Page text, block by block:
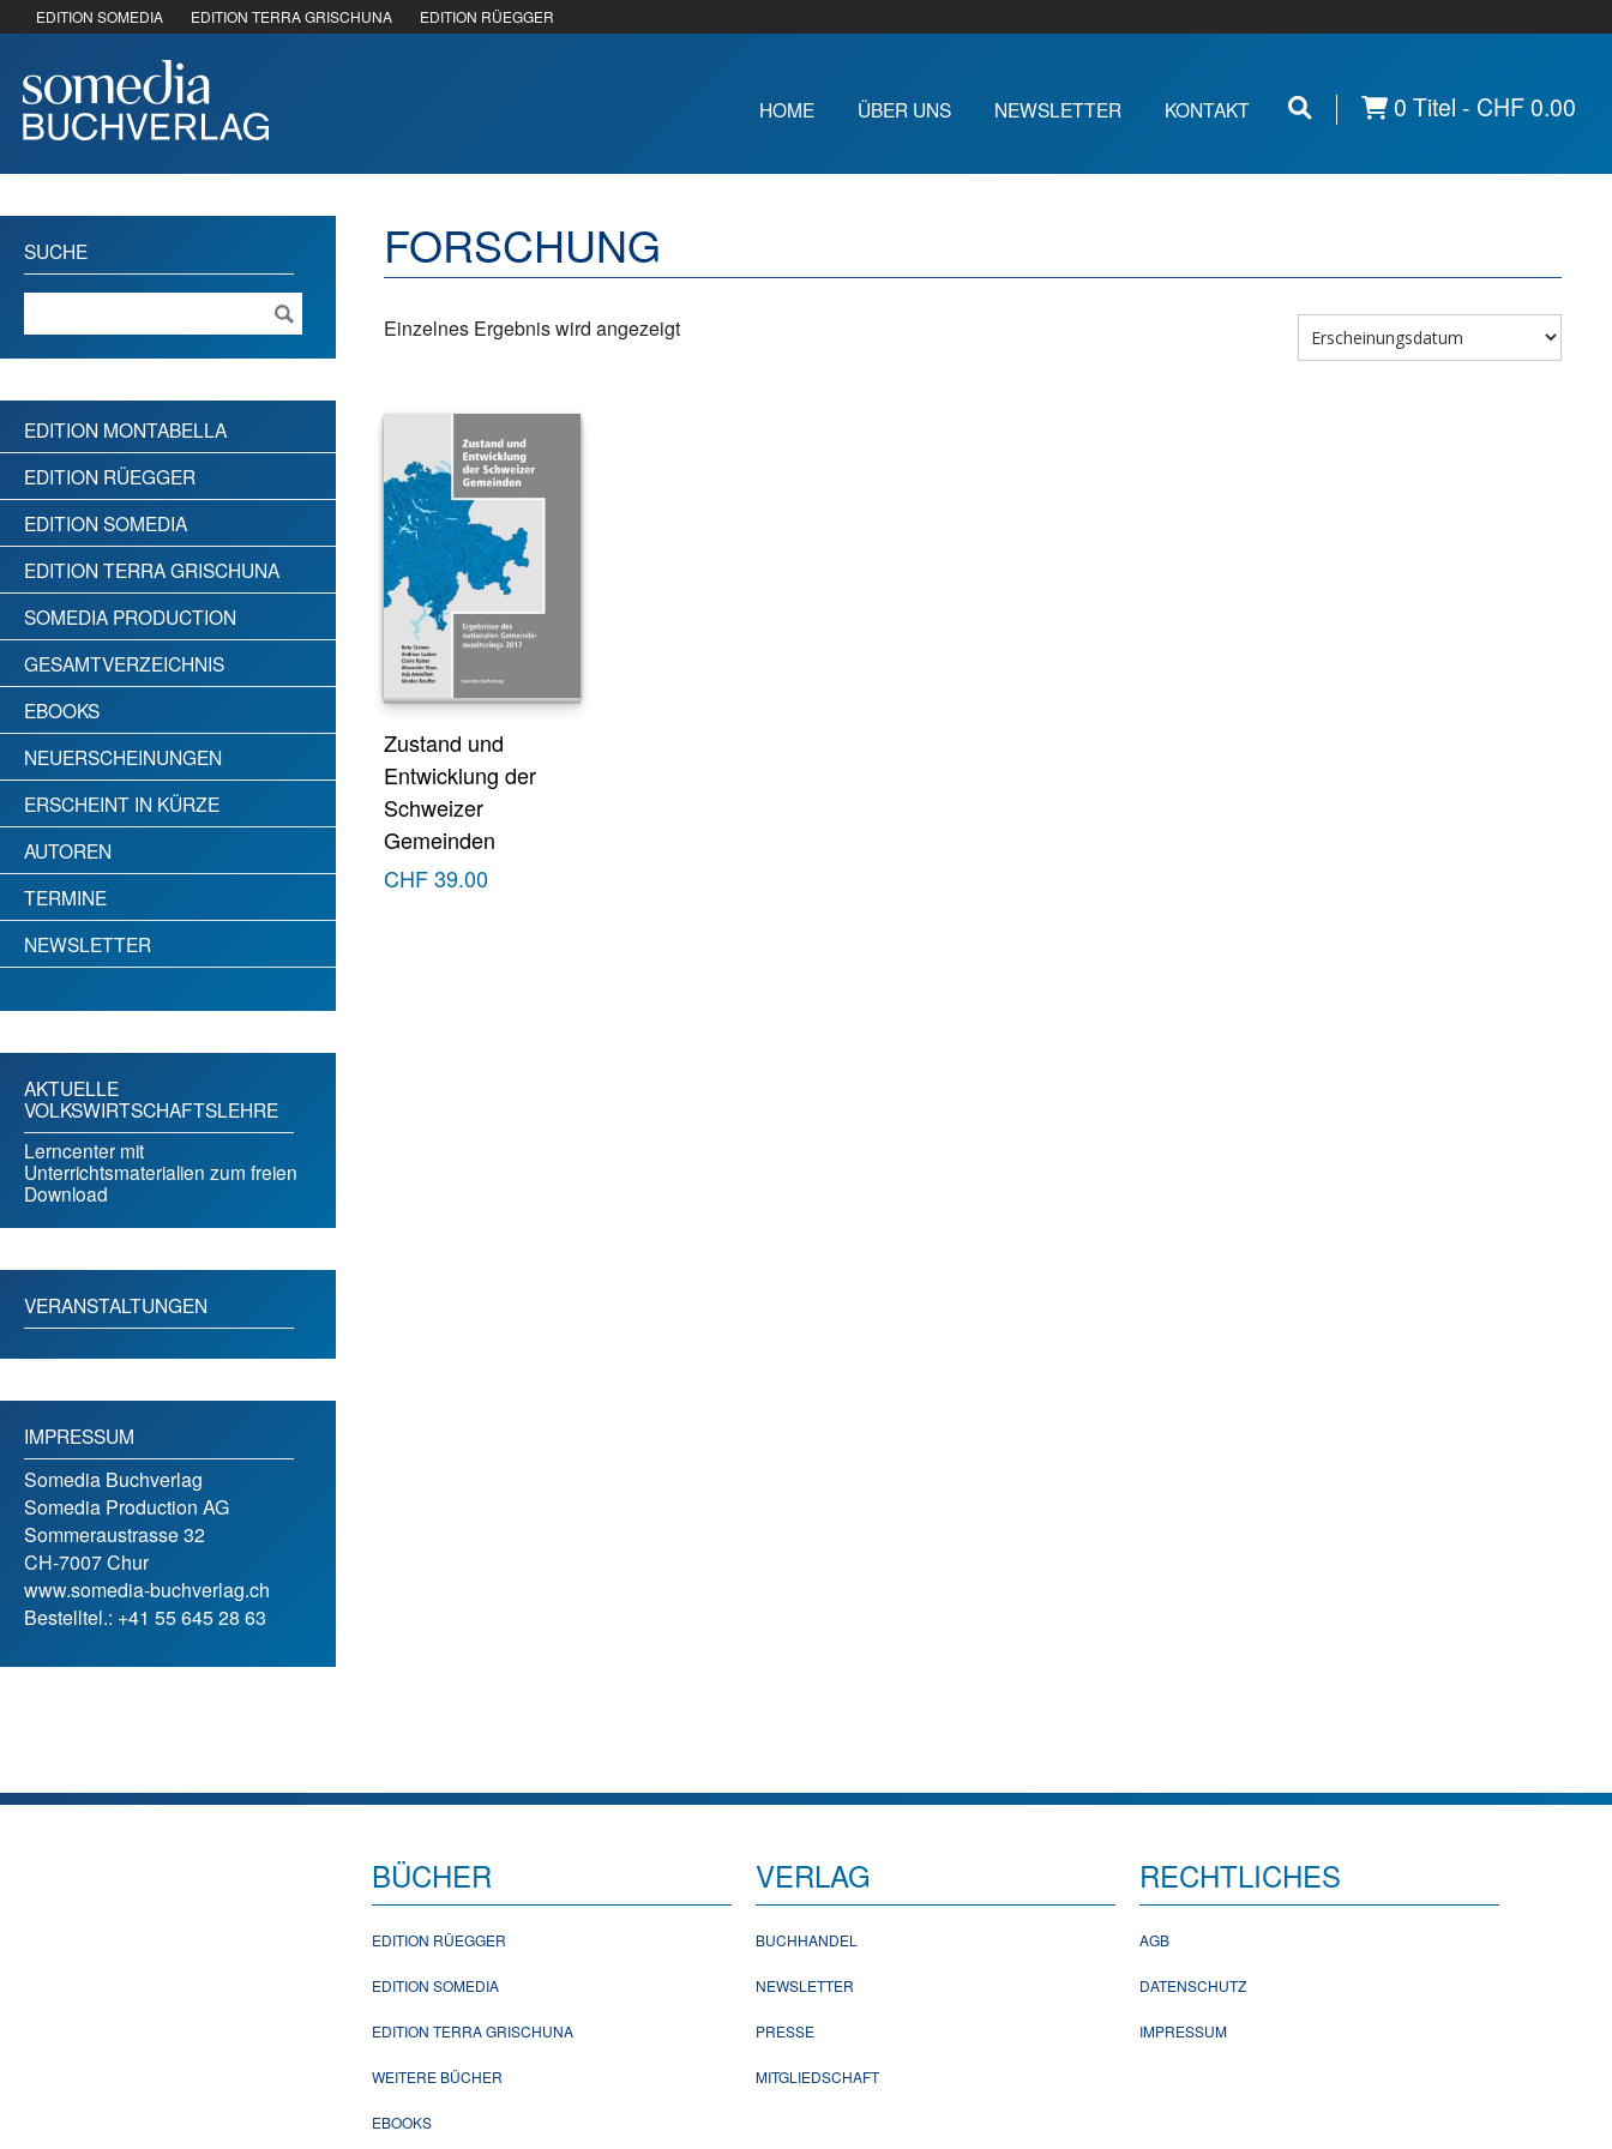
EDITION SOMEDIA EDITION TERRA GRISCHUNA EDITION RÜEGGER
HOME ÜBER UNS NEWSLETTER KONTAKT 0 Titel - CHF0.00
FORSCHUNG
Einzelnes Ergebnis wird angezeigt
Zustand und
Entwicklung der
Schweizer
Gemeinden
CHF39.00
SUCHE
EDITION MONTABELLA
EDITION RÜEGGER
EDITION SOMEDIA
EDITION TERRA GRISCHUNA
SOMEDIA PRODUCTION
GESAMTVERZEICHNIS
EBOOKS
NEUERSCHEINUNGEN
ERSCHEINT IN KÜRZE
AUTOREN
TERMINE
NEWSLETTER
AKTUELLE
VOLKSWIRTSCHAFTSLEHRE
Lerncenter mit
Unterrichtsmaterialien zum freien
Download
VERANSTALTUNGEN
IMPRESSUM
Somedia Buchverlag
Somedia Production AG
Sommeraustrasse 32
CH-7007 Chur
www.somedia-buchverlag.ch
Bestelltel.: +41 55 645 28 63
BÜCHER
EDITION RÜEGGER
EDITION SOMEDIA
EDITION TERRA GRISCHUNA
WEITERE BÜCHER
EBOOKS
VERLAG
BUCHHANDEL
NEWSLETTER
PRESSE
MITGLIEDSCHAFT
RECHTLICHES
AGB
DATENSCHUTZ
IMPRESSUM